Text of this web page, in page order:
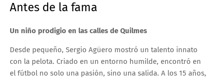
Antes de la fama
Un niño prodigio en las calles de Quilmes
Desde pequeño, Sergio Agüero mostró un talento innato
con la pelota. Criado en un entorno humilde, encontró en
el fútbol no solo una pasión, sino una salida. A los 15 años,